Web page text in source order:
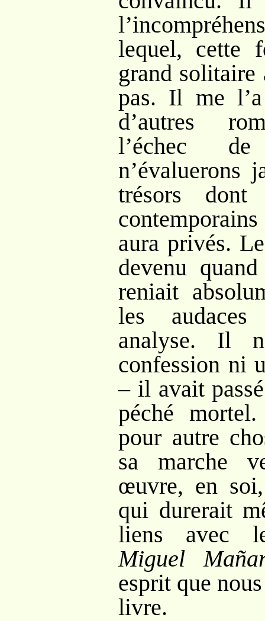
lequel, cette
grand
pas. Il me
d’autres
l’échec
n’évaluerons
trésors dont
aura privés.
devenu
reniait
les
analyse. Il
confession ni
– il avait
péché
pour autre
sa marche
œuvre, en
qui durerait
liens avec
Miguel
esprit que
livre.